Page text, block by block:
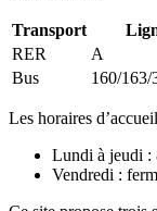
Transport
RER
A
Bus
160/163/
Les horaires
Lundi à jeudi :
Vendredi :